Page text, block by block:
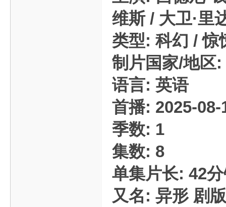
维斯 / 大卫·里
类型: 科幻 / 惊
制片国家/地区
语言: 英语
首播: 2025-08-
季数: 1
集数: 8
单集片长: 42
又名: 异形 剧